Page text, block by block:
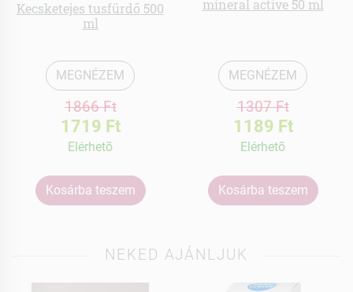
Kecsketejes tusfürdő 500
ml
MEGNÉZEM
1866 Ft
1719 Ft
Elérhetõ
Kosárba teszem
mineral active 50 ml
MEGNÉZEM
1307 Ft
1189 Ft
Elérhetõ
Kosárba teszem
NEKED AJÁNLJUK